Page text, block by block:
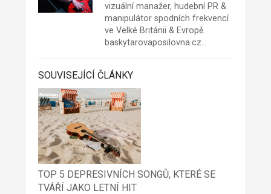
vizuální manažer, hudební PR &
manipulátor spodních frekvencí
ve Velké Británii & Evropě.
baskytarovaposilovna.cz…
SOUVISEJÍCÍ ČLÁNKY
TOP 5 DEPRESIVNÍCH SONGŮ, KTERÉ SE
TVÁŘÍ JAKO LETNÍ HIT